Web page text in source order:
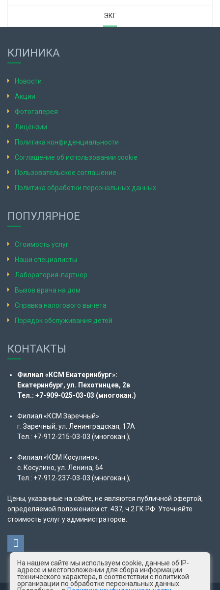
ЭКГ
КЛИНИКА
Новости
Акции
Фотогалерея
Лицензии
Политика конфиденциальности
Соглашение об использовании cookie
Пользовательское соглашение
Политика обработки персональных данных
ПОПУЛЯРНОЕ
Стоимость услуг
Наши специалисты
Лаборатория-партнер
Вызов врача на дом
Справка налогового вычета
Порядок обслуживания детей
КОНТАКТЫ
Филиал «КСМ Екатеринбург»:
Екатеринбург, ул. Пехотинцев, 2в
Тел.: +7-909-025-03-03 (многокан.)
Филиал «КСМ Заречный»:
г. Заречный, ул. Ленинградская, 17А
Тел.: +7-912-215-03-03 (многокан.);
Филиал «КСМ Косулино»:
с. Косулино, ул. Ленина, 64
Тел.: +7-912-237-03-03 (многокан.);
Цены, указанные на сайте, не являются публичной офертой,
определяемой положением ст. 437, ч.2 ГК РФ. Уточняйте
стоимость услуг у администраторов.
На нашем сайте мы используем cookie, данные об IP-
адресе и местоположении для сбора информации
технического характера, в соответствии с политикой
организации по обработке персональных данных.